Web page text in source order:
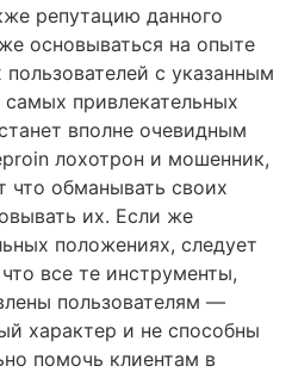
репутацию данного
основываться на опыте
с указанным
привлекательных
вполне очевидным
лохотрон и мошенник,
что обманывать своих
их. Если же
положениях, следует
все те инструменты,
пользователям —
характер и не способны
помочь клиентам в